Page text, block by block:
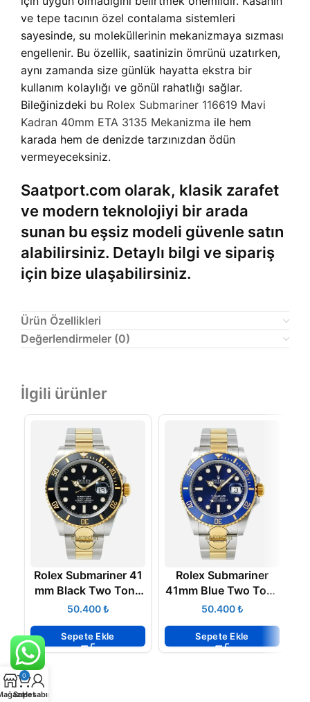
ve tepe tacının özel contalama sistemleri
sayesinde, su moleküllerinin mekanizmaya sızması
engellenir. Bu özellik, saatinizin ömrünü uzatırken,
aynı zamanda size günlük hayatta ekstra bir
kullanım kolaylığı ve gönül rahatlığı sağlar.
Bileğinizdeki bu Rolex Submariner 116619 Mavi
Kadran 40mm ETA 3135 Mekanizma ile hem
karada hem de denizde tarzınızdan ödün
vermeyeceksiniz.
Saatport.com olarak, klasik zarafet
ve modern teknolojiyi bir arada
sunan bu eşsiz modeli güvenle satın
alabilirsiniz. Detaylı bilgi ve sipariş
için bize ulaşabilirsiniz.
Ürün Özellikleri
Değerlendirmeler (0)
İlgili ürünler
Rolex Submariner 41
mm Black Two Tone
ARF V3 Super Clone
₺
Sepete Ekle
Rolex Submariner
41mm Blue Two Tone
ARF V3 Super Clone
₺
Sepete Ekle
0
Sepet
Hesabım